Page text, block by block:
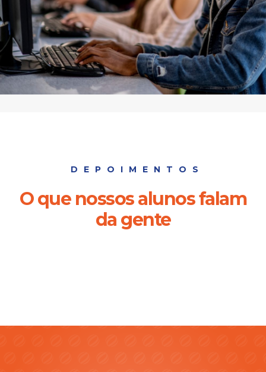
DEPOIMENTOS
O que nossos alunos falam
da gente